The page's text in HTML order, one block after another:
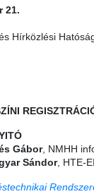
21.
Hírközlési
Gábor, NMHH
Sándor, HTE-